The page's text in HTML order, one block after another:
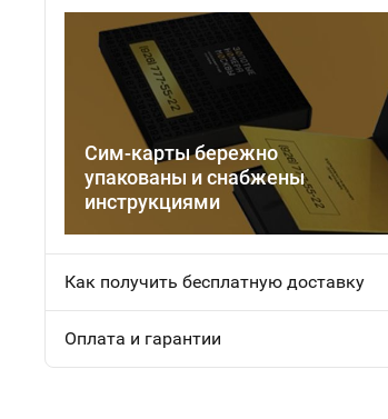
Сим-карты бережно
упакованы и снабжены
инструкциями
Как получить бесплатную доставку
Оплата и гарантии